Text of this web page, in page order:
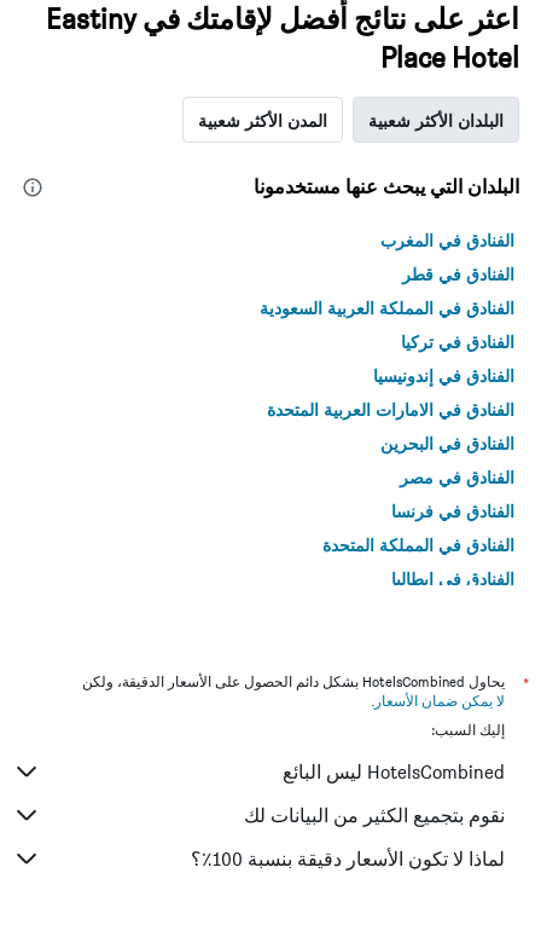
اعثر على نتائج أفضل لإقامتك في Eastiny
Place Hotel
البلدان الأكثر شعبية المدن الأكثر شعبية
البلدان التي يبحث عنها مستخدمونا
الفنادق في المغرب
الفنادق في قطر
الفنادق في المملكة العربية السعودية
الفنادق في تركيا
الفنادق في إندونيسيا
الفنادق في الامارات العربية المتحدة
الفنادق في البحرين
الفنادق في مصر
الفنادق في فرنسا
الفنادق في المملكة المتحدة
الفنادق في إيطاليا
*
يحاول HotelsCombined بشكل دائم الحصول على الأسعار الدقيقة، ولكن
لا يمكن ضمان الأسعار .
إليك السبب:
HotelsCombined ليس البائع
نقوم بتجميع الكثير من البيانات لك
لماذا لا تكون الأسعار دقيقة بنسبة 100٪؟